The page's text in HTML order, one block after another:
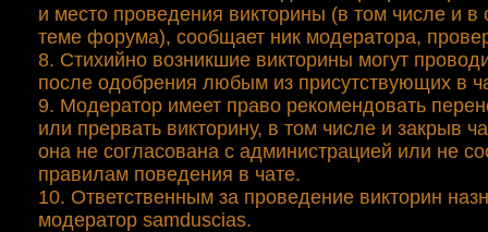
и место проведения викторины (в том числе и в
теме форума), сообщает ник модератора,
8. Стихийно возникшие викторины могут
после одобрения любым из присутствующих в
9. Модератор имеет право рекомендовать
или прервать викторину, в том числе и закрыв
она не согласована с администрацией или не
правилам поведения в чате.
10. Ответственным за проведение викторин
модератор samduscias.